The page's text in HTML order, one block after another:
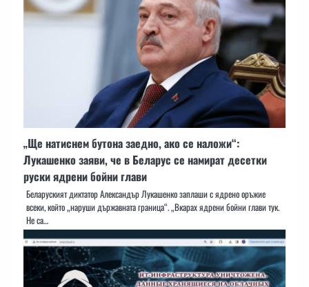
„Ще натиснем бутона заедно, ако се наложи“:
Лукашенко заяви, че в Беларус се намират десетки
руски ядрени бойни глави
Беларуският диктатор Александър Лукашенко заплаши с ядрено оръжие
всеки, който „наруши държавната граница“. „Вкарах ядрени бойни глави тук.
Не са…